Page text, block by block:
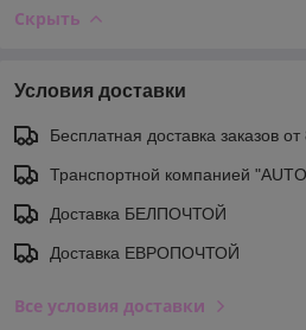
Скрыть
Условия доставки
Бесплатная доставка заказов
Транспортной компанией
Доставка БЕЛПОЧТОЙ
Доставка ЕВРОПОЧТОЙ
Все условия доставки